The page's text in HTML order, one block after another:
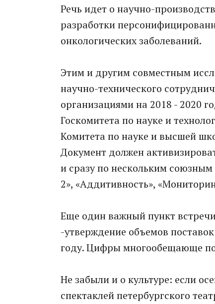
Речь идет о научно-
разработки
онкологических заболеваний.
Этим и другим совместным
научно-технического
организациями на 2018 - 2020
Госкомитета по науке и
Комитета по науке и высшей
Документ должен
и сразу по нескольким
2», «Аддитивность»,
Еще один важный пункт
-утверждение объемов
году. Цифры многообещающе
Не забыли и о культуре: если
спектаклей петербургского